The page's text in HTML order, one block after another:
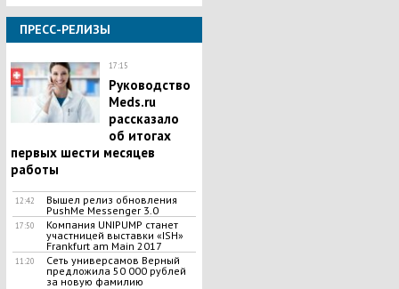
ПРЕСС-РЕЛИЗЫ
17:15
Руководство
Meds.ru
рассказало
об итогах
первых шести месяцев
работы
12:42
Вышел релиз обновления
PushMe Messenger 3.0
17:50
Компания UNIPUMP станет
участницей выставки «ISH»
Frankfurt am Main 2017
11:20
Сеть универсамов Верный
предложила 50 000 рублей
за новую фамилию